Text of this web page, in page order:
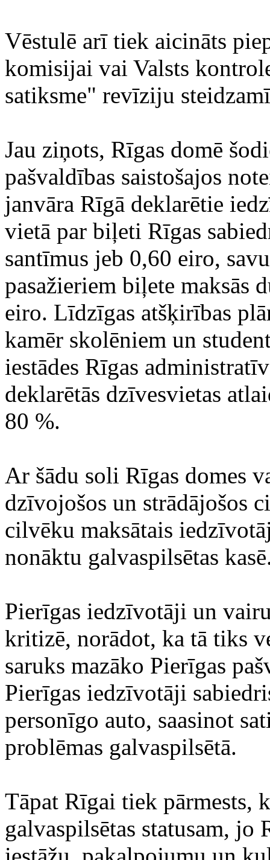
Vēstulē arī tiek aicināts
komisijai vai Valsts
satiksme" revīziju
Jau ziņots, Rīgas domē
pašvaldības saistošajos
janvāra Rīgā deklarētie
vietā par biļeti Rīgas
santīmus jeb 0,60 eiro,
pasažieriem biļete maksās
eiro. Līdzīgas atšķirības
kamēr skolēniem un
iestādes Rīgas
deklarētās dzīvesvietas
80 %.
Ar šādu soli Rīgas domes
dzīvojošos un strādājošos
cilvēku maksātais
nonāktu galvaspilsētas
Pierīgas iedzīvotāji un
kritizē, norādot, ka tā tiks
saruks mazāko Pierīgas
Pierīgas iedzīvotāji
personīgo auto, saasinot
problēmas galvaspilsētā.
Tāpat Rīgai tiek pārmests,
galvaspilsētas statusam, jo